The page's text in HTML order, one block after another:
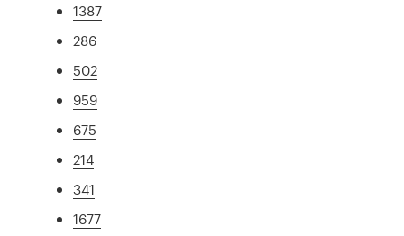
1387
286
502
959
675
214
341
1677